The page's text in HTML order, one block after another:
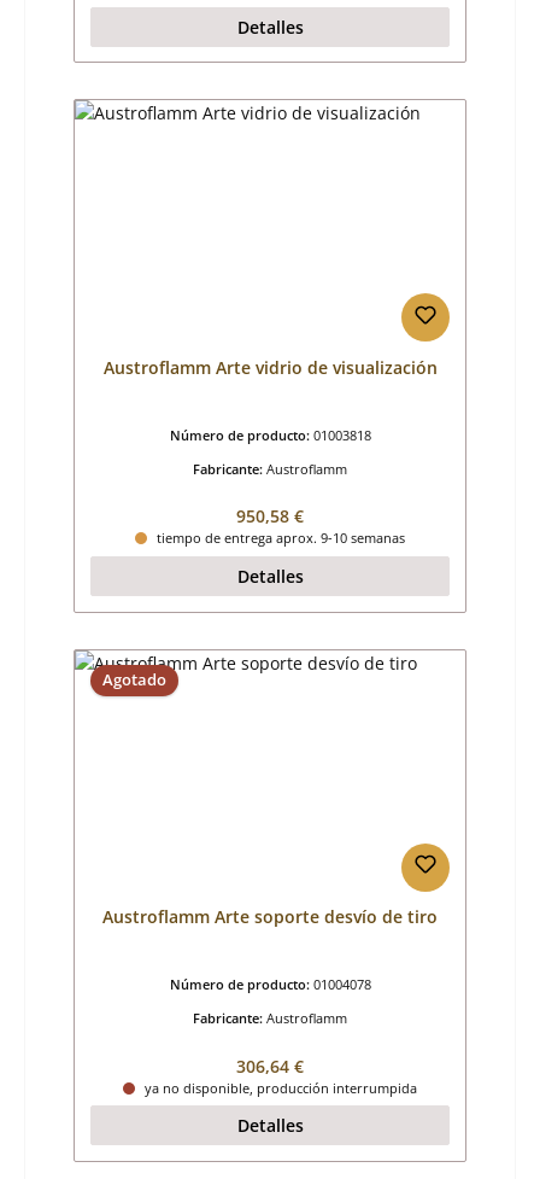
Detalles
Austroflamm Arte vidrio de visualización
Número de producto: 01003818
Fabricante: Austroflamm
Precio normal:
950,58 €
tiempo de entrega aprox. 9-10 semanas
Detalles
Agotado
Austroflamm Arte soporte desvío de tiro
Número de producto: 01004078
Fabricante: Austroflamm
Precio normal:
306,64 €
ya no disponible, producción interrumpida
Detalles